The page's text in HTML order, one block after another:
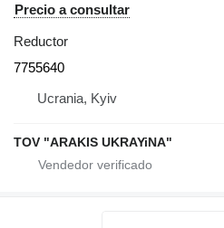
Precio a consultar
Reductor
7755640
Ucrania, Kyiv
TOV "ARAKIS UKRAYiNA"